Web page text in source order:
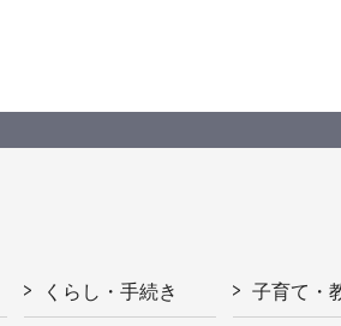
くらし・手続き 子育て・